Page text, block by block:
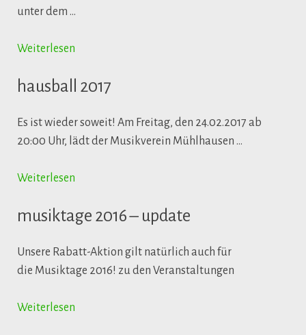
unter dem …
Weiterlesen
hausball 2017
Es ist wieder soweit! Am Freitag, den 24.02.2017 ab
20:00 Uhr, lädt der Musikverein Mühlhausen …
Weiterlesen
musiktage 2016 – update
Unsere Rabatt-Aktion gilt natürlich auch für
die Musiktage 2016! zu den Veranstaltungen
Weiterlesen